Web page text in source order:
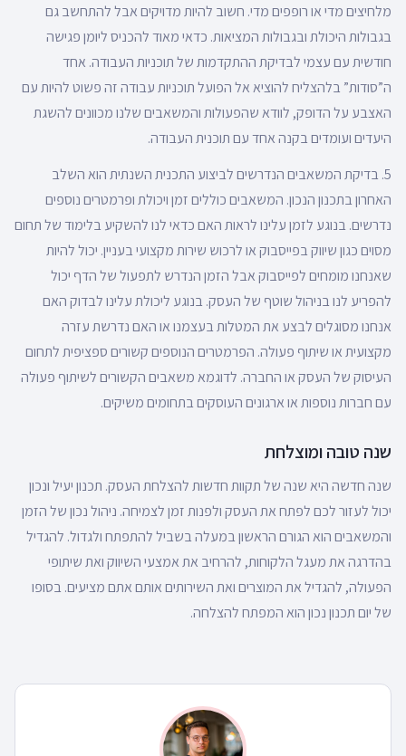
מלחיצים מדי או רופפים מדי. חשוב להיות מדויקים אבל להתחשב גם
בגבולות היכולת ובגבולות המציאות. כדאי מאוד להכניס ליומן פגישה
חודשית עם עצמי לבדיקת ההתקדמות של תוכניות העבודה. אחד
ה”סודות” בלהצליח להוציא אל הפועל תוכניות עבודה זה פשוט להיות עם
האצבע על הדופק, לוודא שהפעולות והמשאבים שלנו מכוונים להשגת
היעדים ועומדים בקנה אחד עם תוכנית העבודה.
5. בדיקת המשאבים הנדרשים לביצוע התכנית השנתית הוא השלב
האחרון בתכנון הנכון. המשאבים כוללים זמן ויכולת ופרמטרים נוספים
נדרשים. בנוגע לזמן עלינו לראות האם כדאי לנו להשקיע בלימוד של תחום
מסוים כגון שיווק בפייסבוק או לרכוש שירות מקצועי בעניין. יכול להיות
שאנחנו מומחים לפייסבוק אבל הזמן הנדרש לתפעול של הדף יכול
להפריע לנו בניהול שוטף של העסק. בנוגע ליכולת עלינו לבדוק האם
אנחנו מסוגלים לבצע את המטלות בעצמנו או האם נדרשת עזרה
מקצועית או שיתוף פעולה. הפרמטרים הנוספים קשורים ספציפית לתחום
העיסוק של העסק או החברה. לדוגמא משאבים הקשורים לשיתוף פעולה
עם חברות נוספות או ארגונים העוסקים בתחומים משיקים.
שנה טובה ומוצלחת
שנה חדשה היא שנה של תקוות חדשות להצלחת העסק. תכנון יעיל ונכון
יכול לעזור לכם לפתח את העסק ולפנות זמן לצמיחה. ניהול נכון של הזמן
והמשאבים הוא הגורם הראשון במעלה בשביל להתפתח ולגדול. להגדיל
בהדרגה את מעגל הלקוחות, להרחיב את אמצעי השיווק ואת שיתופי
הפעולה, להגדיל את המוצרים ואת השירותים אותם אתם מציעים. בסופו
של יום תכנון נכון הוא המפתח להצלחה.